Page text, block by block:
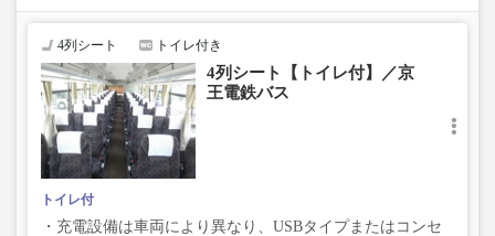
4列シート トイレ付き
4列シート【トイレ付】／京
王電鉄バス
トイレ付
・充電設備は車両により異なり、USBタイプまたはコンセ